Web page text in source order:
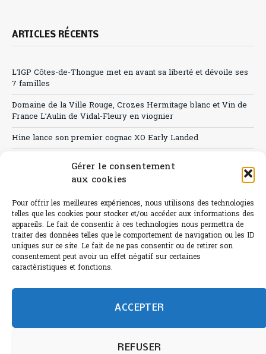
Gérer le consentement
aux cookies
Pour offrir les meilleures expériences, nous utilisons des technologies
telles que les cookies pour stocker et/ou accéder aux informations des
appareils. Le fait de consentir à ces technologies nous permettra de
traiter des données telles que le comportement de navigation ou les ID
uniques sur ce site. Le fait de ne pas consentir ou de retirer son
consentement peut avoir un effet négatif sur certaines
caractéristiques et fonctions.
ACCEPTER
REFUSER
ARTICLES RÉCENTS
L’IGP Côtes-de-Thongue met en avant sa liberté et dévoile ses
7 familles
Domaine de la Ville Rouge, Crozes Hermitage blanc et Vin de
France L’Aulin de Vidal-Fleury en viognier
Hine lance son premier cognac XO Early Landed
Canicule : A quand le CHR à « l’heure espagnole » ?
Sélection de rosés 2026
L'abus d'alcool est dangereux pour la santé.
©paris-bistro 2026 Paris-bistro.com est une publication 100%
humain et 0% IA de Paris Bistro Editions - SARL de Presse -
mail: contact@paris-bistro.com